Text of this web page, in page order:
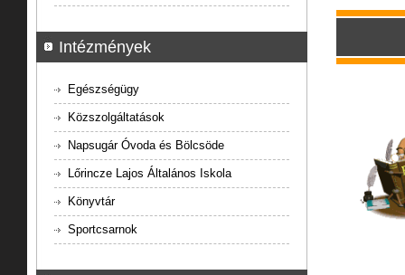
Intézmények
Egészségügy
Közszolgáltatások
Napsugár Óvoda és Bölcsöde
Lőrincze Lajos Általános Iskola
Könyvtár
Sportcsarnok